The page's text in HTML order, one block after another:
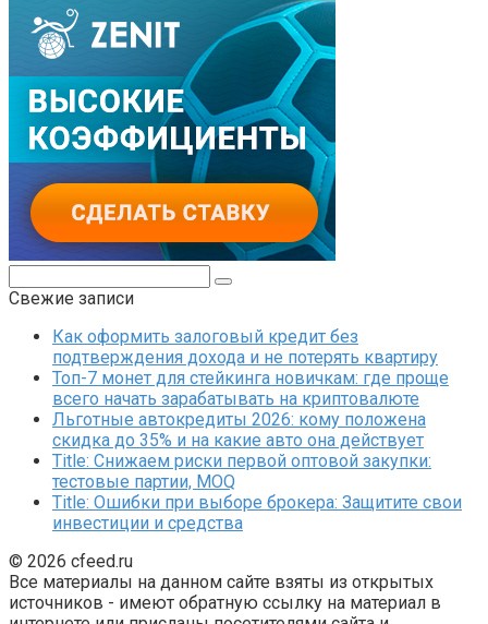
Свежие записи
Как оформить залоговый кредит без
подтверждения дохода и не потерять квартиру
Топ-7 монет для стейкинга новичкам: где проще
всего начать зарабатывать на криптовалюте
Льготные автокредиты 2026: кому положена
скидка до 35% и на какие авто она действует
Title: Снижаем риски первой оптовой закупки:
тестовые партии, MOQ
Title: Ошибки при выборе брокера: Защитите свои
инвестиции и средства
© 2026 cfeed.ru
Все материалы на данном сайте взяты из открытых
источников - имеют обратную ссылку на материал в